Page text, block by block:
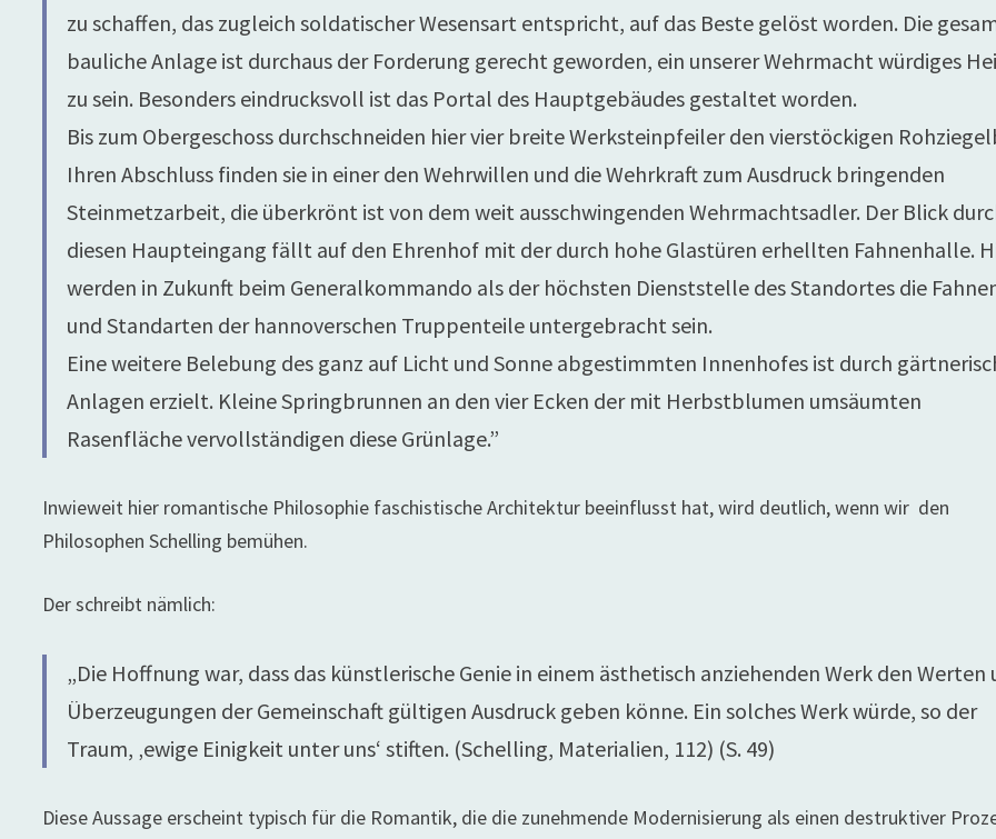
zu schaffen, das zugleich soldatischer Wesensart entspricht, auf das Beste gelöst worden. Die
bauliche Anlage ist durchaus der Forderung gerecht geworden, ein unserer Wehrmacht würdiges
zu sein. Besonders eindrucksvoll ist das Portal des Hauptgebäudes gestaltet worden.
Bis zum Obergeschoss durchschneiden hier vier breite Werksteinpfeiler den vierstöckigen
Ihren Abschluss finden sie in einer den Wehrwillen und die Wehrkraft zum Ausdruck bringenden
Steinmetzarbeit, die überkrönt ist von dem weit ausschwingenden Wehrmachtsadler. Der Blick
diesen Haupteingang fällt auf den Ehrenhof mit der durch hohe Glastüren erhellten Fahnenhalle.
werden in Zukunft beim Generalkommando als der höchsten Dienststelle des Standortes die
und Standarten der hannoverschen Truppenteile untergebracht sein.
Eine weitere Belebung des ganz auf Licht und Sonne abgestimmten Innenhofes ist durch
Anlagen erzielt. Kleine Springbrunnen an den vier Ecken der mit Herbstblumen umsäumten
Rasenfläche vervollständigen diese Grünlage.”
Inwieweit hier romantische Philosophie faschistische Architektur beeinflusst hat, wird deutlich, wenn wir den
Philosophen Schelling bemühen.
Der schreibt nämlich:
„Die Hoffnung war, dass das künstlerische Genie in einem ästhetisch anziehenden Werk den Werten
Überzeugungen der Gemeinschaft gültigen Ausdruck geben könne. Ein solches Werk würde, so der
Traum, ‚ewige Einigkeit unter uns‘ stiften. (Schelling, Materialien, 112) (S. 49)
Diese Aussage erscheint typisch für die Romantik, die die zunehmende Modernisierung als einen destruktiver